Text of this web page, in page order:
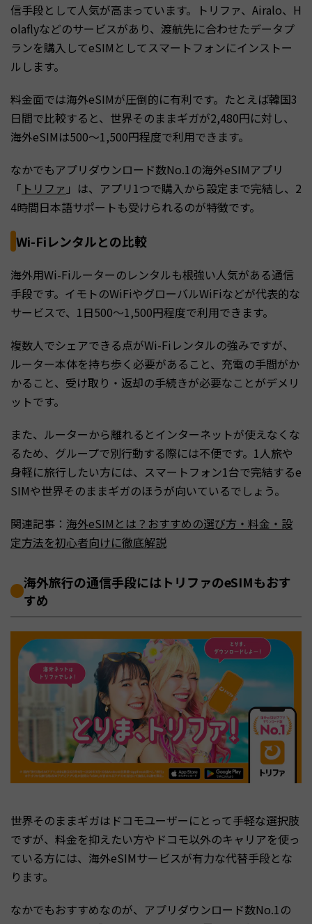
信手段として人気が高まっています。トリファ、Airalo、H
olaflyなどのサービスがあり、渡航先に合わせたデータプ
ランを購入してeSIMとしてスマートフォンにインストー
ルします。
料金面では海外eSIMが圧倒的に有利です。たとえば韓国3
日間で比較すると、世界そのままギガが2,480円に対し、
海外eSIMは500〜1,500円程度で利用できます。
なかでもアプリダウンロード数No.1の海外eSIMアプリ
「 トリファ 」は、アプリ1つで購入から設定まで完結し、2
4時間日本語サポートも受けられるのが特徴です。
Wi-Fiレンタルとの比較
海外用Wi-Fiルーターのレンタルも根強い人気がある通信
手段です。イモトのWiFiやグローバルWiFiなどが代表的な
サービスで、1日500〜1,500円程度で利用できます。
複数人でシェアできる点がWi-Fiレンタルの強みですが、
ルーター本体を持ち歩く必要があること、充電の手間がか
かること、受け取り・返却の手続きが必要なことがデメリ
ットです。
また、ルーターから離れるとインターネットが使えなくな
るため、グループで別行動する際には不便です。1人旅や
身軽に旅行したい方には、スマートフォン1台で完結するe
SIMや世界そのままギガのほうが向いているでしょう。
関連記事： 海外eSIMとは？おすすめの選び方・料金・設
定方法を初心者向けに徹底解説
海外旅行の通信手段にはトリファのeSIMもおす
すめ
世界そのままギガはドコモユーザーにとって手軽な選択肢
ですが、料金を抑えたい方やドコモ以外のキャリアを使っ
ている方には、海外eSIMサービスが有力な代替手段とな
ります。
なかでもおすすめなのが、アプリダウンロード数No.1の